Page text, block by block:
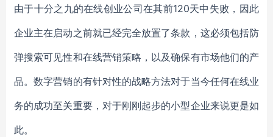
由于十分之九的在线创业公司在其前120天中失败，因此
企业主在启动之前就已经完全放置了条款，这必须包括防
弹搜索可见性和在线营销策略，以及确保有市场他们的产
品。数字营销的有针对性的战略方法对于当今任何在线业
务的成功至关重要，对于刚刚起步的小型企业来说更是如
此。